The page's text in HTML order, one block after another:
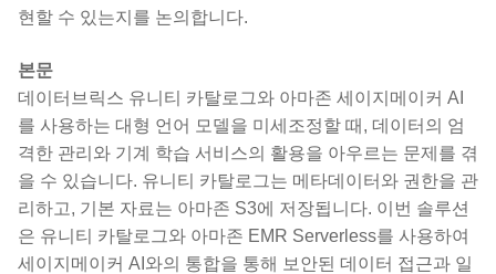
현할 수 있는지를 논의합니다.
본문
데이터브릭스 유니티 카탈로그와 아마존 세이지메이커 AI
를 사용하는 대형 언어 모델을 미세조정할 때, 데이터의 엄
격한 관리와 기계 학습 서비스의 활용을 아우르는 문제를 겪
을 수 있습니다. 유니티 카탈로그는 메타데이터와 권한을 관
리하고, 기본 자료는 아마존 S3에 저장됩니다. 이번 솔루션
은 유니티 카탈로그와 아마존 EMR Serverless를 사용하여
세이지메이커 AI와의 통합을 통해 보안된 데이터 접근과 일